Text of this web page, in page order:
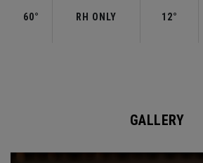
60° RH ONLY 12°
GALLERY